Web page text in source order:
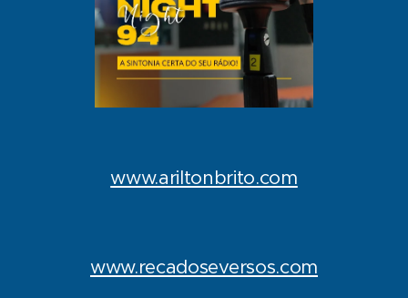
www.ariltonbrito.com
www.recadoseversos.com